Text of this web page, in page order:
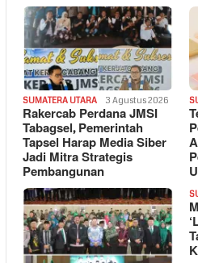
SUMATERA UTARA 3 Agustus 2026
Rakercab Perdana JMSI
Tabagsel, Pemerintah
Tapsel Harap Media Siber
Jadi Mitra Strategis
Pembangunan